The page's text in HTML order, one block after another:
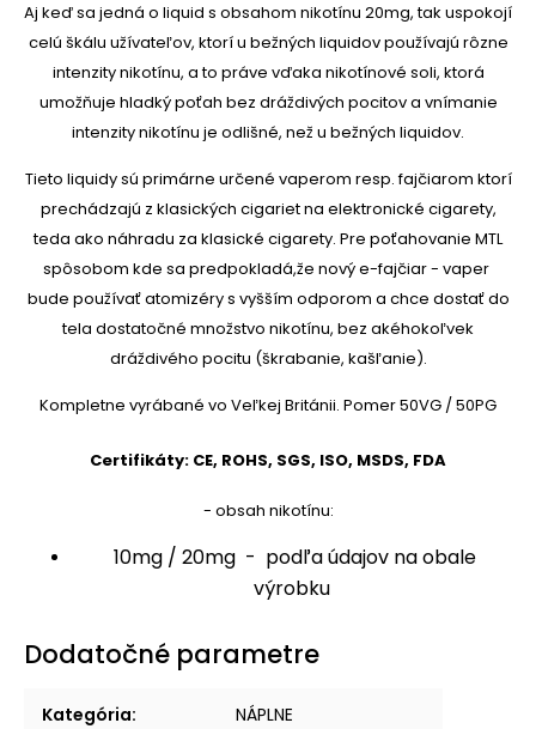
Aj keď sa jedná o liquid s obsahom nikotínu 20mg, tak uspokojí
celú škálu užívateľov, ktorí u bežných liquidov používajú rôzne
intenzity nikotínu, a to práve vďaka nikotínové soli, ktorá
umožňuje hladký poťah bez dráždivých pocitov a vnímanie
intenzity nikotínu je odlišné, než u bežných liquidov.
Tieto liquidy sú primárne určené vaperom resp. fajčiarom ktorí
prechádzajú z klasických cigariet na elektronické cigarety,
teda ako náhradu za klasické cigarety. Pre poťahovanie MTL
spôsobom kde sa predpokladá,že nový e-fajčiar - vaper
bude používať atomizéry s vyšším odporom a chce dostať do
tela dostatočné množstvo nikotínu, bez akéhokoľvek
dráždivého pocitu (škrabanie, kašľanie).
Kompletne vyrábané vo Veľkej Británii. Pomer 50VG / 50PG
Certifikáty: CE, ROHS, SGS, ISO, MSDS, FDA
- obsah nikotínu:
10mg / 20mg - podľa údajov na obale
výrobku
Dodatočné parametre
Kategória: NÁPLNE